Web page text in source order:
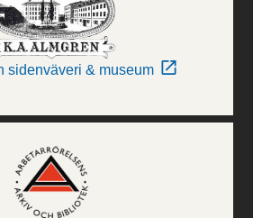
sidenväveri & museum